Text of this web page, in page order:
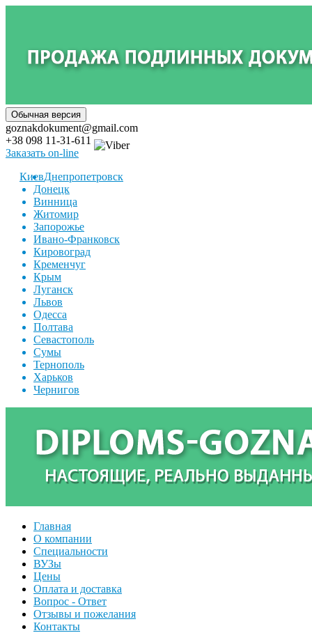
goznakdokument@gmail.com
+38 098 11-31-611
Заказать on-line
КиевДнепропетровск
Донецк
Винница
Житомир
Запорожье
Ивано-Франковск
Кировоград
Кременчуг
Крым
Луганск
Львов
Одесса
Полтава
Севастополь
Сумы
Тернополь
Харьков
Чернигов
Главная
О компании
Специальности
ВУЗы
Цены
Оплата и доставка
Вопрос - Ответ
Отзывы и пожелания
Контакты